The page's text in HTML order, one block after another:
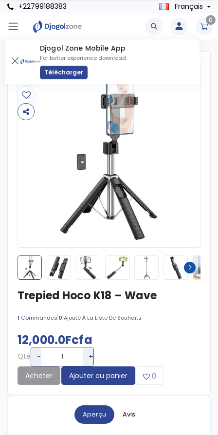
+22799188383 Français
0
Djogol Zone Mobile App
For better experience download
Télécharger
Trepied Hoco K18 – Wave
1 Commandes 0 Ajouté À La Liste De Souhaits
12,000.0Fcfa
Qté - +
Acheter Ajouter au panier 0
Aperçu Avis